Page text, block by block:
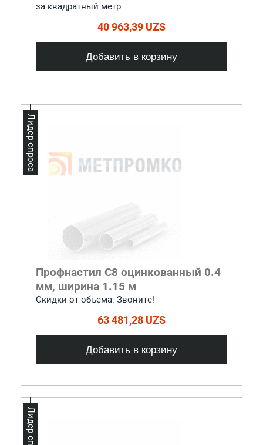
за квадратный метр....
40 963,39 UZS
Добавить в корзину
Профнастил С8 оцинкованный 0.4
мм, ширина 1.15 м
Скидки от объема. Звоните!
63 481,28 UZS
Добавить в корзину
Лидер спроса